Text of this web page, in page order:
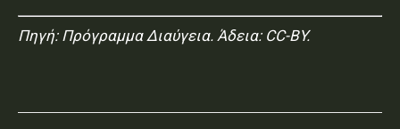
Πηγή: Πρόγραμμα Διαύγεια. Άδεια: CC-BY.